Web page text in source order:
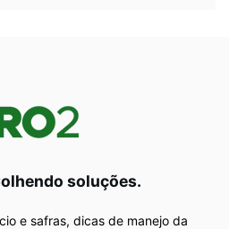
soluções.
e safras, dicas de manejo da